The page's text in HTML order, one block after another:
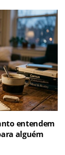
entendem
alguém